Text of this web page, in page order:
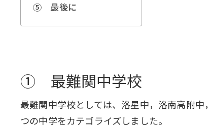
⑤ 最後に
① 最難関中学校
最難関中学校としては、洛星中，洛南高附
つの中学をカテゴライズしました。